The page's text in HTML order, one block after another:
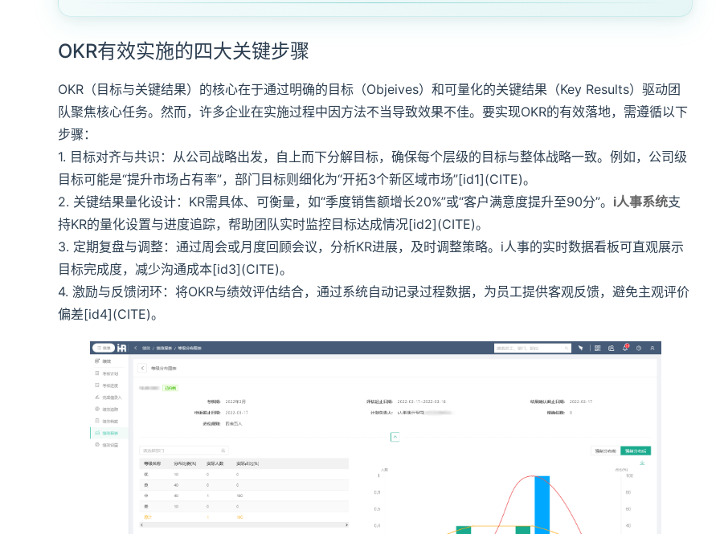
OKR有效实施的四大关键步骤
OKR（目标与关键结果）的核心在于通过明确的目标（Objeives）和可量化的关键结果（Key Results）驱动团
队聚焦核心任务。然而，许多企业在实施过程中因方法不当导致效果不佳。要实现OKR的有效落地，需遵循以下
步骤：
1. 目标对齐与共识：从公司战略出发，自上而下分解目标，确保每个层级的目标与整体战略一致。例如，公司级
目标可能是“提升市场占有率”，部门目标则细化为“开拓3个新区域市场”[id1](CITE)。
2. 关键结果量化设计：KR需具体、可衡量，如“季度销售额增长20%”或“客户满意度提升至90分”。 i人事系统支
持KR的量化设置与进度追踪，帮助团队实时监控目标达成情况[id2](CITE)。
3. 定期复盘与调整：通过周会或月度回顾会议，分析KR进展，及时调整策略。i人事的实时数据看板可直观展示
目标完成度，减少沟通成本[id3](CITE)。
4. 激励与反馈闭环：将OKR与绩效评估结合，通过系统自动记录过程数据，为员工提供客观反馈，避免主观评价
偏差[id4](CITE)。